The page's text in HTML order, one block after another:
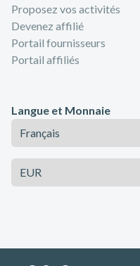
Proposez vos activités
Devenez affilié
Portail fournisseurs
Portail affiliés
Langue et Monnaie